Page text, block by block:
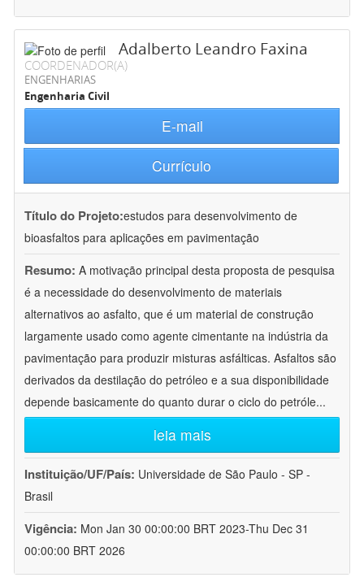
Adalberto Leandro Faxina
COORDENADOR(A)
ENGENHARIAS
Engenharia Civil
E-mail
Currículo
Título do Projeto:estudos para desenvolvimento de
bioasfaltos para aplicações em pavimentação
Resumo: A motivação principal desta proposta de pesquisa
é a necessidade do desenvolvimento de materiais
alternativos ao asfalto, que é um material de construção
largamente usado como agente cimentante na indústria da
pavimentação para produzir misturas asfálticas. Asfaltos são
derivados da destilação do petróleo e a sua disponibilidade
depende basicamente do quanto durar o ciclo do petróle...
leia mais
Instituição/UF/País: Universidade de São Paulo - SP -
Brasil
Vigência: Mon Jan 30 00:00:00 BRT 2023-Thu Dec 31
00:00:00 BRT 2026